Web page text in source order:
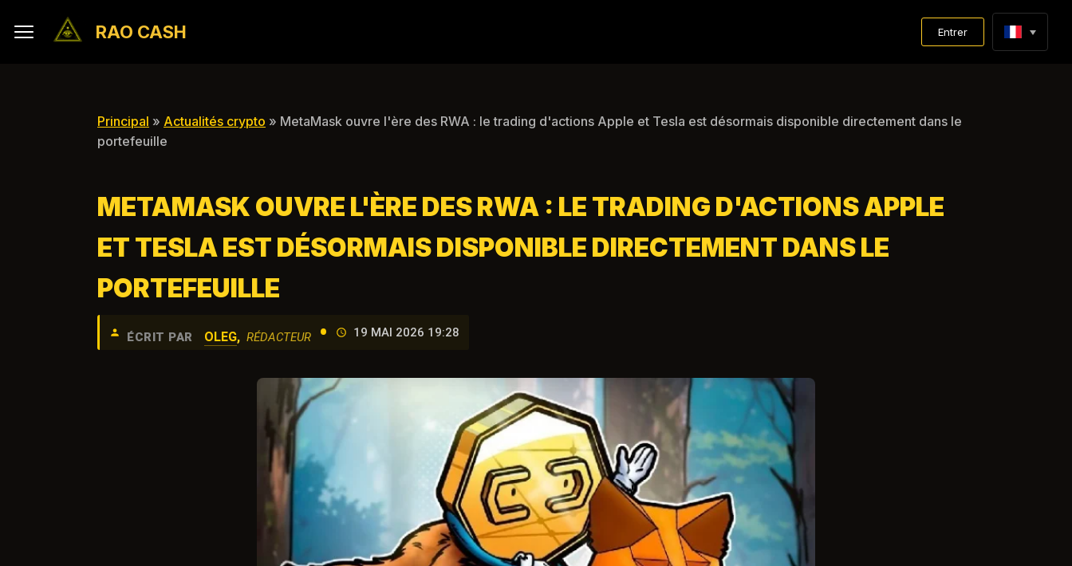
RAO CASH Entrer
Principal » Actualités crypto » MetaMask ouvre l'ère des RWA : le trading d'actions Apple et Tesla est désormais disponible directement dans le
portefeuille
METAMASK OUVRE L'ÈRE DES RWA : LE TRADING D'ACTIONS APPLE
ET TESLA EST DÉSORMAIS DISPONIBLE DIRECTEMENT DANS LE
PORTEFEUILLE
ÉCRIT PAR OLEG, RÉDACTEUR • 19 MAI 2026 19:28